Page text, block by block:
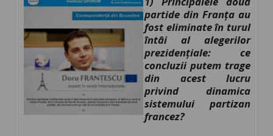
partide din Franța au
fost eliminate în turul
întâi al alegerilor
prezidențiale: ce
concluzii putem trage
din acest lucru
privind dinamica
sistemului partizan
francez?